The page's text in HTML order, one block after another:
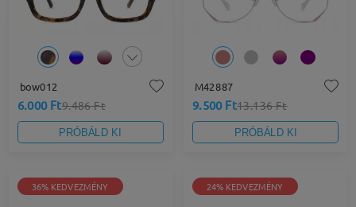
bow012
6.000 Ft9.486 Ft
PRÓBÁLD KI
M42887
9.500 Ft13.136 Ft
PRÓBÁLD KI
36% KEDVEZMÉNY 24% KEDVEZMÉNY